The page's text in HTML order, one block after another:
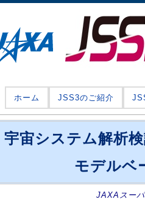
ホーム JSS3のご紹介
宇宙システム解析
モデルベ
JAXAスー